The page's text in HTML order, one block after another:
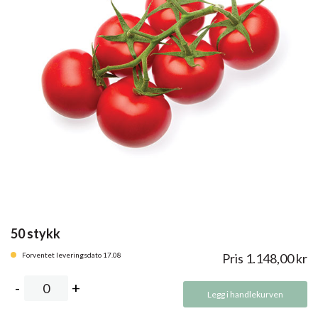
50 stykk
Forventet leveringsdato 17.08 Pris 1.148,00kr
Legg i handlekurven